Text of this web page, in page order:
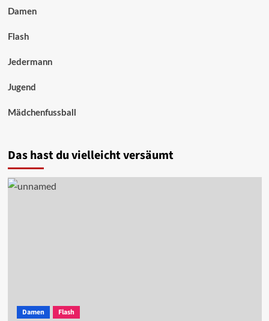
Damen
Flash
Jedermann
Jugend
Mädchenfussball
Das hast du vielleicht versäumt
Damen Flash